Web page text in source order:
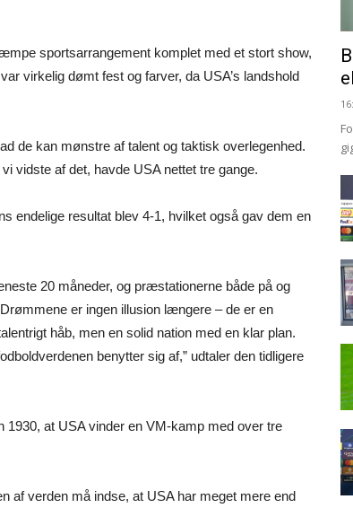
sportsarrangement komplet med et stort show,
virkelig dømt fest og farver, da USA’s landshold
de kan mønstre af talent og taktisk overlegenhed.
vidste af det, havde USA nettet tre gange.
endelige resultat blev 4-1, hvilket også gav dem en
20 måneder, og præstationerne både på og
er ingen illusion længere – de er en
håb, men en solid nation med en klar plan.
benytter sig af,” udtaler den tidligere
at USA vinder en VM-kamp med over tre
af verden må indse, at USA har meget mere end